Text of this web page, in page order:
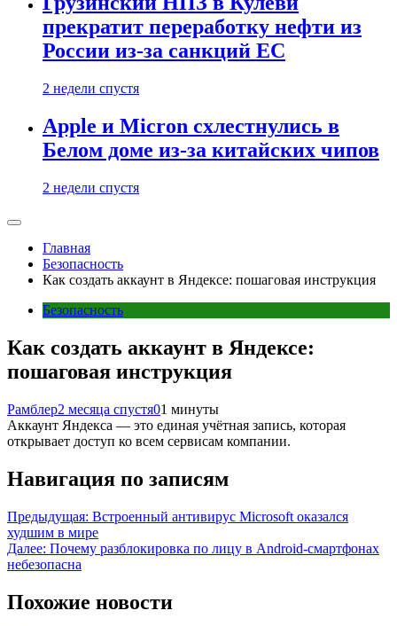
прекратит переработку нефти из
России из-за санкций ЕС
2 недели спустя
Apple и Micron схлестнулись в
Белом доме из-за китайских чипов
2 недели спустя
Главная
Безопасность
Как создать аккаунт в Яндексе: пошаговая инструкция
Безопасность
Как создать аккаунт в Яндексе:
пошаговая инструкция
Рамблер2 месяца спустя01 минуты
Аккаунт Яндекса — это единая учётная запись, которая
открывает доступ ко всем сервисам компании.
Навигация по записям
Предыдущая: Встроенный антивирус Microsoft оказался
худшим в мире
Далее: Почему разблокировка по лицу в Android-смартфонах
небезопасна
Похожие новости